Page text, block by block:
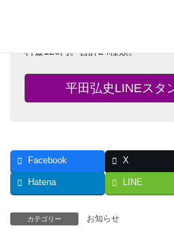
料金120円。合計24種類。
平田弘史LINEスタ
Facebook X
Hatena LINE
カテゴリー お知らせ